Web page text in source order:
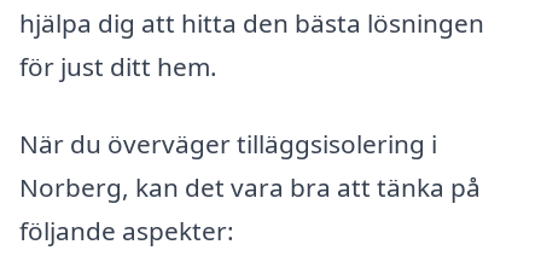
hjälpa dig att hitta den bästa lösningen
för just ditt hem.
När du överväger tilläggsisolering i
Norberg, kan det vara bra att tänka på
följande aspekter: